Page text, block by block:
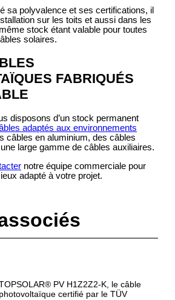
sa polyvalence et ses certifications, il
sur les toits et aussi dans les
stock étant valable pour toutes
solaires.
FABRIQUÉS
disposons d’un stock permanent
adaptés aux environnements
câbles en aluminium, des câbles
large gamme de câbles auxiliaires.
notre équipe commerciale pour
adapté à votre projet.
PV H1Z2Z2-K, le câble
photovoltaïque certifié par le TÜV